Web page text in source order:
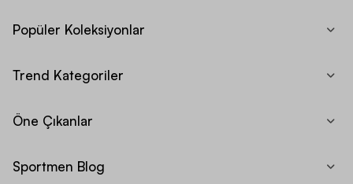
Popüler Koleksiyonlar
Trend Kategoriler
Öne Çıkanlar
Sportmen Blog